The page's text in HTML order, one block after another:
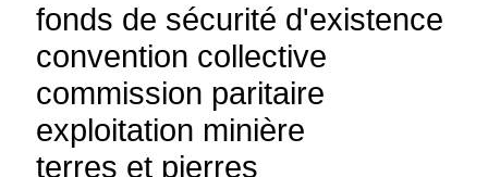
fonds de sécurité d'existence
convention collective
commission paritaire
exploitation minière
terres et pierres